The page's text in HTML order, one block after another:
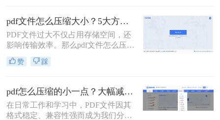
pdf文件怎么压缩大小？5大方法深度解析与实操指南！
PDF文件过大不仅占用存储空间，还
影响传输效率。那么pdf文件怎么压缩
大小呢？本文将系统介绍5种主流压
缩方法，助你精准平衡文件体积与质
赞 踩
pdf怎么压缩的小一点？大幅减小文件体积的有效方法全解析！
在日常工作和学习中，PDF文件因其
格式稳定、兼容性强而成为我们分享